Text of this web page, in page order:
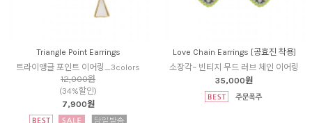
Triangle Point Earrings
트라이앵글 포인트 이어링_3colors
12,000원
(34%할인)
7,900원
Love Chain Earrings [공효진 착용]
소장각~ 빈티지 무드 러브 체인 이어링
35,000원